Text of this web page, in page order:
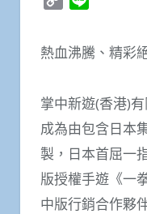
熱血沸騰、精彩
掌中新遊(香港)
成為由包含日本
製，日本首屈一
版授權手遊《一
中版行銷合作夥